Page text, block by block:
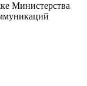
Министерства